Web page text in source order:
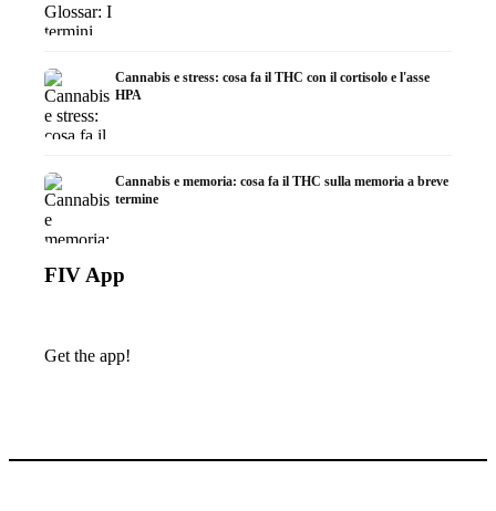
Cannabis e stress: cosa fa il THC con il cortisolo e l'asse
HPA
Cannabis e memoria: cosa fa il THC sulla memoria a breve
termine
FIV App
Get the app!